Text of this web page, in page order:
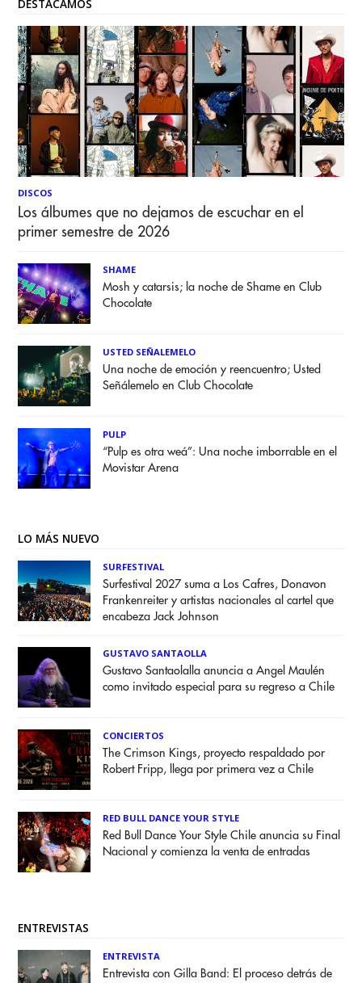
DESTACAMOS
DISCOS
Los álbumes que no dejamos de escuchar en el
primer semestre de 2026
SHAME
Mosh y catarsis; la noche de Shame en Club
Chocolate
USTED SEÑALEMELO
Una noche de emoción y reencuentro; Usted
Señálemelo en Club Chocolate
PULP
“Pulp es otra weá”: Una noche imborrable en el
Movistar Arena
LO MÁS NUEVO
SURFESTIVAL
Surfestival 2027 suma a Los Cafres, Donavon
Frankenreiter y artistas nacionales al cartel que
encabeza Jack Johnson
GUSTAVO SANTAOLLA
Gustavo Santaolalla anuncia a Angel Maulén
como invitado especial para su regreso a Chile
CONCIERTOS
The Crimson Kings, proyecto respaldado por
Robert Fripp, llega por primera vez a Chile
RED BULL DANCE YOUR STYLE
Red Bull Dance Your Style Chile anuncia su Final
Nacional y comienza la venta de entradas
ENTREVISTAS
ENTREVISTA
Entrevista con Gilla Band: El proceso detrás de